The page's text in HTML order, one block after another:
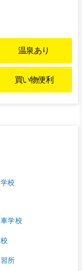
温泉あり
買い物便利
校
学校
所